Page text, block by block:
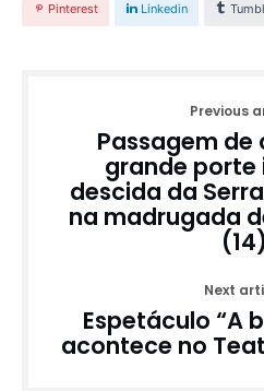
Pinterest Linkedin
Previous
Passagem de
grande
descida da
na madrugada
(14)
Next
Espetáculo “A
acontece no